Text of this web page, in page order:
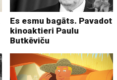
Es esmu bagāts. Pavadot
kinoaktieri Paulu
Butkēviču